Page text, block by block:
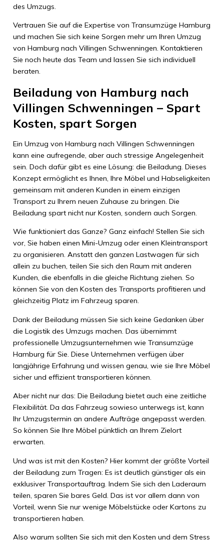
des Umzugs.
Vertrauen Sie auf die Expertise von Transumzüge Hamburg
und machen Sie sich keine Sorgen mehr um Ihren Umzug
von Hamburg nach Villingen Schwenningen. Kontaktieren
Sie noch heute das Team und lassen Sie sich individuell
beraten.
Beiladung von Hamburg nach
Villingen Schwenningen – Spart
Kosten, spart Sorgen
Ein Umzug von Hamburg nach Villingen Schwenningen
kann eine aufregende, aber auch stressige Angelegenheit
sein. Doch dafür gibt es eine Lösung: die Beiladung. Dieses
Konzept ermöglicht es Ihnen, Ihre Möbel und Habseligkeiten
gemeinsam mit anderen Kunden in einem einzigen
Transport zu Ihrem neuen Zuhause zu bringen. Die
Beiladung spart nicht nur Kosten, sondern auch Sorgen.
Wie funktioniert das Ganze? Ganz einfach! Stellen Sie sich
vor, Sie haben einen Mini-Umzug oder einen Kleintransport
zu organisieren. Anstatt den ganzen Lastwagen für sich
allein zu buchen, teilen Sie sich den Raum mit anderen
Kunden, die ebenfalls in die gleiche Richtung ziehen. So
können Sie von den Kosten des Transports profitieren und
gleichzeitig Platz im Fahrzeug sparen.
Dank der Beiladung müssen Sie sich keine Gedanken über
die Logistik des Umzugs machen. Das übernimmt
professionelle Umzugsunternehmen wie Transumzüge
Hamburg für Sie. Diese Unternehmen verfügen über
langjährige Erfahrung und wissen genau, wie sie Ihre Möbel
sicher und effizient transportieren können.
Aber nicht nur das: Die Beiladung bietet auch eine zeitliche
Flexibilität. Da das Fahrzeug sowieso unterwegs ist, kann
Ihr Umzugstermin an andere Aufträge angepasst werden.
So können Sie Ihre Möbel pünktlich an Ihrem Zielort
erwarten.
Und was ist mit den Kosten? Hier kommt der größte Vorteil
der Beiladung zum Tragen: Es ist deutlich günstiger als ein
exklusiver Transportauftrag. Indem Sie sich den Laderaum
teilen, sparen Sie bares Geld. Das ist vor allem dann von
Vorteil, wenn Sie nur wenige Möbelstücke oder Kartons zu
transportieren haben.
Also warum sollten Sie sich mit den Kosten und dem Stress